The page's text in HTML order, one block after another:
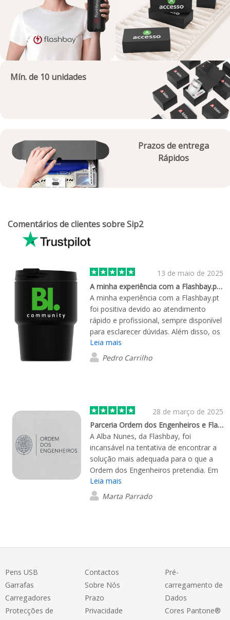
Mín. de 10 unidades
Prazos de entrega
Rápidos
Comentários de clientes sobre Sip2
13 de maio de 2025
A minha experiência com a Flashbay.pt…
A minha experiência com a Flashbay.pt
foi positiva devido ao atendimento
rápido e profissional, sempre disponível
para esclarecer dúvidas. Além disso, os
produtos chegaram dentro do prazo e
com excelente qualidade.
Leia mais
Pedro Carrilho
28 de março de 2025
Parceria Ordem dos Engenheiros e Flashbay
A Alba Nunes, da Flashbay, foi
incansável na tentativa de encontrar a
solução mais adequada para o que a
Ordem dos Engenheiros pretendia. Em
conjunto, conseguimos uma solução
que nos agrada muito. Por outro lado,
a resposta da Alba foi sempre muito
certamente voltar a trabalhar com esta
Leia mais
Marta Parrado
Pens USB
Garrafas
Carregadores
Protecções de
Contactos
Sobre Nós
Prazo
Privacidade
Pré-
carregamento de
Dados
Cores Pantone®